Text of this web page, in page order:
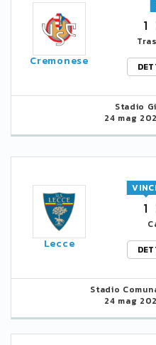
Cremonese
1
Stadio
24 mag
Lecce
1
Stadio
24 mag